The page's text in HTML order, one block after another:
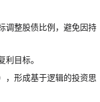
调整股债比例，避免因持
目标。
，形成基于逻辑的投资思